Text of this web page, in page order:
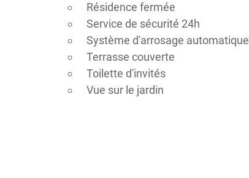
Résidence fermée
Service de sécurité 24h
Système d'arrosage automatique
Terrasse couverte
Toilette d'invités
Vue sur le jardin